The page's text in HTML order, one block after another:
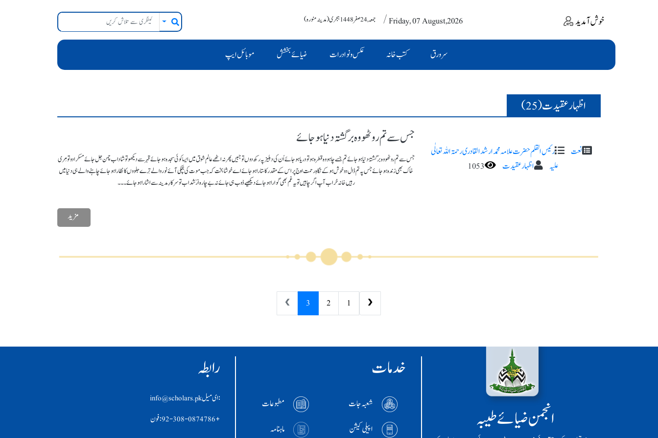
جمعہ , 24 صفر 1448 ہجری (مدینہ منورہ) / Friday, 07 August,2026 خوش آمدید
سرورق کتب خانہ عکس و نوادرات ضیائے بخشش موبائل ایپ
اظہار عقیدت (25)
نعت
رئیس القلم حضرت علامہ محمد ارشد القادری رحمۃ اللہ تعا لٰی
علیہ
اظہار عقیدت 1053
جس سے تم روٹھو وہ برگشتہ دنیا ہو جائے
جس سے تم روٹھو وہ برگشتۂ دنیا ہو جائے تم جسے چاہو وہ قطرہ ہو تو دریا ہو جائے اُن کی دہلیز پہ رکھ دوں تو جبیں پھر نہ اٹھے عالمِ شوق میں ایسا کوئی سجدہ ہو جائے قہر سے دیکھو تو شاداب چمن جل جائے مسکرادو تو مِری
خاک بھی زندہ ہو جائے جس پہ تم ڈال دو خوش ہو کے نگاہِ رحمت اوج پر اس کے مقدر کا ستارا ہو جائے اے خوشا بخت کہ جب موت کی ہچکی آئے نور والے تِرے جلووں کا نظارا ہوجائے چاہنے والے ہی دنیا میں
رہیں خانہ خراب آپ اگر چاہیں تو یہ غم بھی گوارا ہو جائے دیکھیے ڈوب ہی جائے نہ بے چارہ ارؔشد اب تو سرکارِ مدینہ سے اشارا ہو جائے۔۔۔
مزید
❮
1
2
3
❯
انجمن ضیائے طیبہ
خدمات
شعبہ جات
مطبوعات
اپیلی کیشن
ماہنامہ
رابطہ
:ای ميل info@scholars.pk
+92-308-0874786 :فون